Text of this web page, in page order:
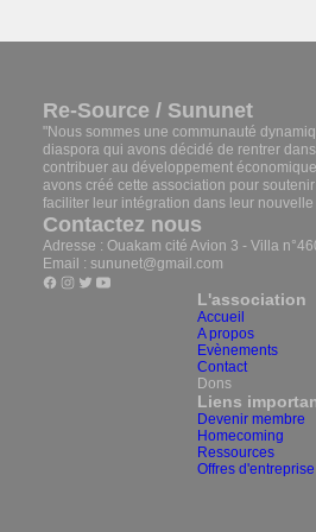
Re-Source / Sununet
"Nous sommes une communauté
diaspora qui avons décidé de rentrer
contribuer au développement
avons créé cette association pour
faciliter leur intégration dans leur nouvelle
Contactez nous
Adresse : Ouakam cité Avion 3 - Villa
Email : sununet@gmail.com
L'association
Accueil
A propos
Evènements
Contact
Dons
Liens
Devenir membre
Homecoming
Ressources
Offres d'entreprise